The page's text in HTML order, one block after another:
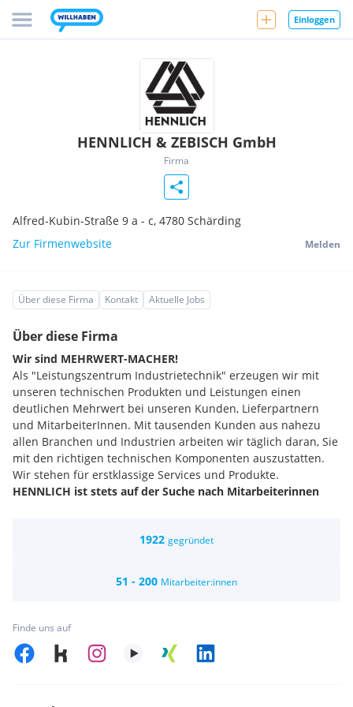
Einloggen
HENNLICH & ZEBISCH GmbH
Firma
Alfred-Kubin-Straße 9 a - c, 4780 Schärding
Zur Firmenwebsite
Melden
Über diese Firma Kontakt Aktuelle Jobs
Über diese Firma
Wir sind MEHRWERT-MACHER!
Als "Leistungszentrum Industrietechnik" erzeugen wir mit
unseren technischen Produkten und Leistungen einen
deutlichen Mehrwert bei unseren Kunden, Lieferpartnern
und MitarbeiterInnen. Mit tausenden Kunden aus nahezu
allen Branchen und Industrien arbeiten wir täglich daran, Sie
mit den richtigen technischen Komponenten auszustatten.
Wir stehen für erstklassige Services und Produkte.
HENNLICH ist stets auf der Suche nach Mitarbeiterinnen
Wir halten Ausschau nach neuen Teammitgliedern in den
Aufgabengebieten, die HENNLICH bietet: Sales, Vertrieb
allgemein im Innen- und Außendienst, Techniker,
Produktion & Service, IT.
Wenn Sie gerne im Team (gerne auch aus Quereinsteiger) an
innovativen Lösungen arbeiten, freuen wir uns auch über
1922 gegründet
51 - 200 Mitarbeiter:innen
Finde uns auf